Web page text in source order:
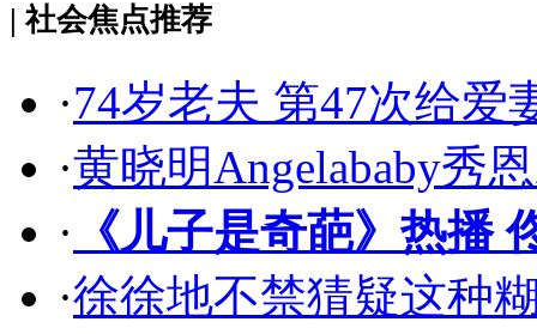
| 社会焦点推荐
·74岁老夫 第47次给爱
·黄晓明Angelababy秀
· 《儿子是奇葩》热播
·徐徐地不禁猜疑这种